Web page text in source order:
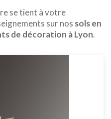
se tient à votre
sur nos sols en
de décoration à Lyon.